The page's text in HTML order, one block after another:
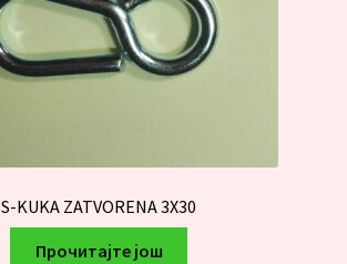
S-KUKA ZATVORENA 3X30
Прочитајте још